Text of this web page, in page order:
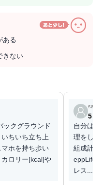
ある
きない
ックグラウンド
ちいち立ち上
ホを持ち歩い
ロリー[kcal]や
saku
5
自分は
理をした
組成計を
eppLife
レス...